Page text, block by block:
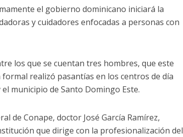
el gobierno dominicano iniciará la
y cuidadores enfocadas a personas con
los que se cuentan tres hombres, que este
realizó pasantías en los centros de día
municipio de Santo Domingo Este.
de Conape, doctor José García Ramírez,
que dirige con la profesionalización del